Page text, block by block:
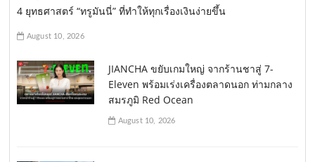
4 ยุทธศาสตร์ “ทรูมันนี่” ที่ทำให้ทุกเรื่องเงินง่ายขึ้น
August 10, 2026
JIANCHA ขยับเกมใหญ่ จากร้านชาสู่ 7-
Eleven พร้อมเร่งเครื่องตลาดนอก ท่ามกลาง
สมรภูมิ Red Ocean
August 10, 2026